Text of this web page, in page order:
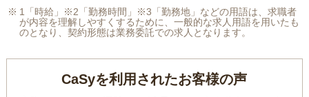
1「時給」※2「勤務時間」※3「勤務地」などの用語は、求職者
が内容を理解しやすくするために、一般的な求人用語を用いたも
のとなり、契約形態は業務委託での求人となります。
CaSyを利用されたお客様の声